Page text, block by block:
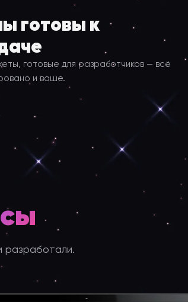
готовы к
готовые для разработчиков — всё
и ваше.
разработали.